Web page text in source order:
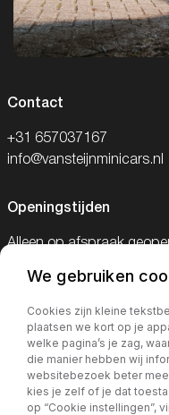
Contact
+31 657037167
info@vansteijnminicars.nl
Openingstijden
Alleen op afspraak
Telefonisch bereikbaar
en op zaterdag van
©2026· MorgenInternet
We gebruiken
Cookies zijn kleine
plaatsen we kort op je
welke pagina’s je zag,
die manier hebben wij
websitebezoek beter mee
kies je zelf of je dat
op “Cookie instellingen”,